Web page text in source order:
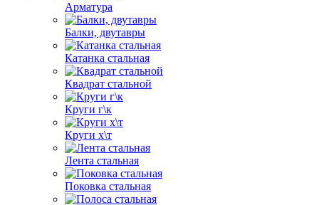
Арматура
Балки, двутавры
Катанка стальная
Квадрат стальной
Круги г\к
Круги х\т
Лента стальная
Поковка стальная